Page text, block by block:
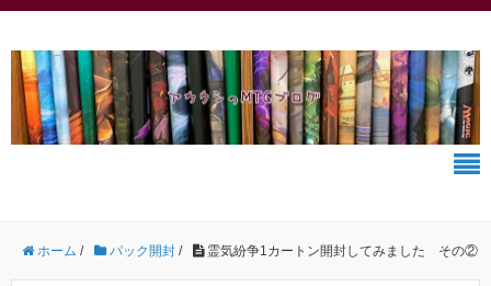
ホーム / パック開封 / 霊気紛争1カートン開封してみました その②